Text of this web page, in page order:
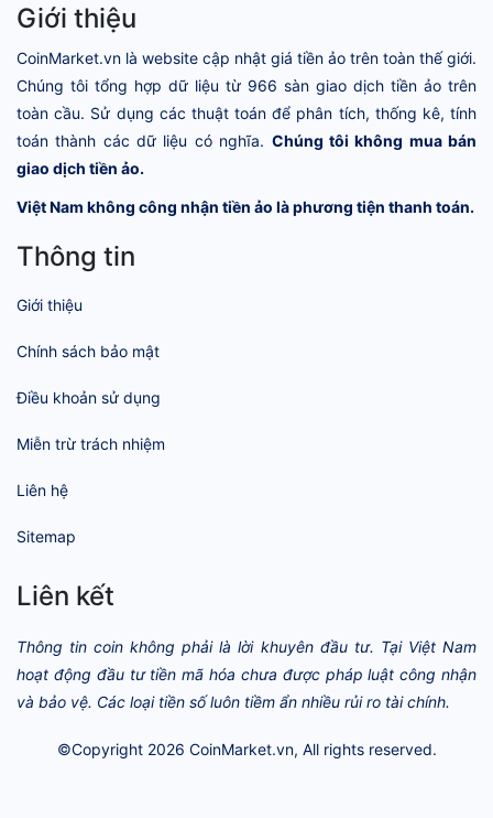
Giới thiệu
CoinMarket.vn là website cập nhật giá tiền ảo trên toàn thế giới.
Chúng tôi tổng hợp dữ liệu từ 966 sàn giao dịch tiền ảo trên
toàn cầu. Sử dụng các thuật toán để phân tích, thống kê, tính
toán thành các dữ liệu có nghĩa. Chúng tôi không mua bán
giao dịch tiền ảo.
Việt Nam không công nhận tiền ảo là phương tiện thanh toán.
Thông tin
Giới thiệu
Chính sách bảo mật
Điều khoản sử dụng
Miễn trừ trách nhiệm
Liên hệ
Sitemap
Liên kết
Thông tin coin không phải là lời khuyên đầu tư. Tại Việt Nam
hoạt động đầu tư tiền mã hóa chưa được pháp luật công nhận
và bảo vệ. Các loại tiền số luôn tiềm ẩn nhiều rủi ro tài chính.
©Copyright 2026 CoinMarket.vn, All rights reserved.